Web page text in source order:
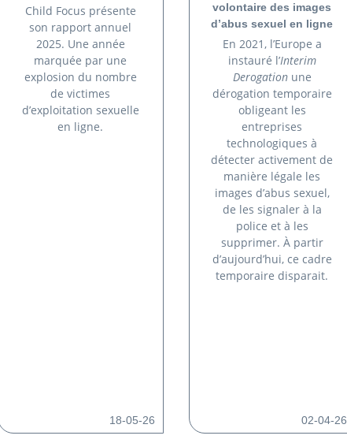
Child Focus présente
son rapport annuel
2025. Une année
marquée par une
explosion du nombre
de victimes
d’exploitation sexuelle
en ligne.
18-05-26
volontaire des images
d’abus sexuel en ligne
En 2021, l’Europe a
instauré l’Interim
Derogationune
dérogation temporaire
obligeant les
entreprises
technologiques à
détecter activement de
manière légale les
images d’abus sexuel,
de les signaler à la
police et à les
supprimer. À partir
d’aujourd’hui, ce cadre
temporaire disparait.
02-04-26